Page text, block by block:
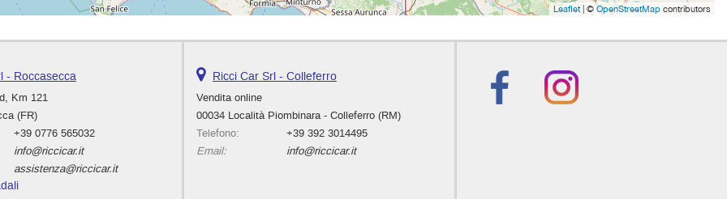
Leaflet| © OpenStreetMap contributors
- Roccasecca
Km 121
(FR)
+39 0776 565032
info@riccicar.it
assistenza@riccicar.it
Ricci Car Srl - Colleferro
Vendita online
00034 Località Piombinara - Colleferro (RM)
Telefono:
+39 392 3014495
Email:
info@riccicar.it